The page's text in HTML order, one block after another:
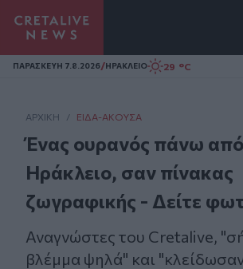
Homepage
ΠΑΡΑΣΚΕΥΗ 7.8.2026/ΗΡΑΚΛΕΙΟ 29 °C
ΑΡΧΙΚΗ / ΕΊΔΑ-ΆΚΟΥΣΑ
Ένας ουρανός πάνω
Ηράκλειο, σαν πίνακας
ζωγραφικής - Δείτε
Αναγνώστες του Cretalive,
βλέμμα ψηλά" και